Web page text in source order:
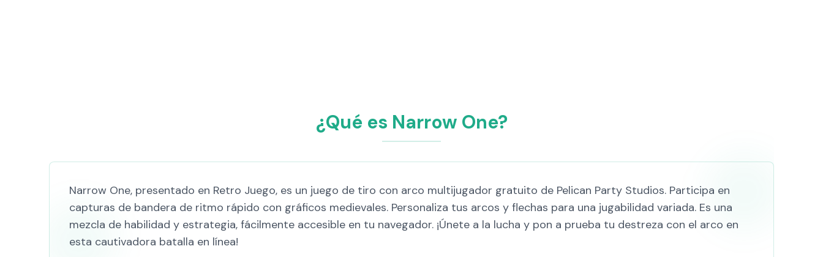
¿Qué es Narrow One?
Narrow One, presentado en Retro Juego, es un juego de tiro con arco multijugador gratuito de Pelican Party Studios. Participa en
capturas de bandera de ritmo rápido con gráficos medievales. Personaliza tus arcos y flechas para una jugabilidad variada. Es una
mezcla de habilidad y estrategia, fácilmente accesible en tu navegador. ¡Únete a la lucha y pon a prueba tu destreza con el arco en
esta cautivadora batalla en línea!